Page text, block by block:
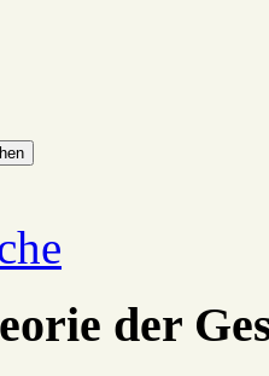
der